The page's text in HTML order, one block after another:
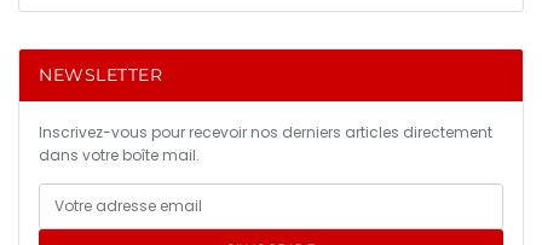
NEWSLETTER
Inscrivez-vous pour recevoir nos derniers articles directement
dans votre boîte mail.